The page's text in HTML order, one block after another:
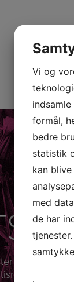
er ikke
PDA og
Vi og
formål,
bedre
statistik
kan
med
de har